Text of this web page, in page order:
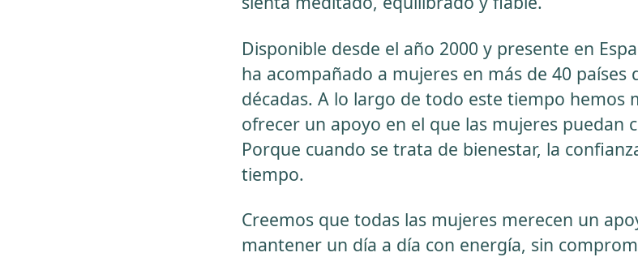
Disponible desde el año 2000 y presente en
ha acompañado a mujeres en más de 40 países
décadas. A lo largo de todo este tiempo hemos
ofrecer un apoyo en el que las mujeres puedan
Porque cuando se trata de bienestar, la
tiempo.
Creemos que todas las mujeres merecen un
mantener un día a día con energía, sin